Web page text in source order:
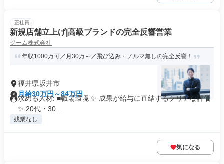
正社員
新規店舗立上げ|高級ブランドの完全反響営業
ジーム株式会社
年収1000万可／月30万～／飛び込み・ノルマ無しの完全反響！
福井県坂井市
月給30万円～84万円
求める人材: ■職場環境 ✨ 成果が給与に直結するクリアな評価
✨ 20代・30...
残業なし
気になる